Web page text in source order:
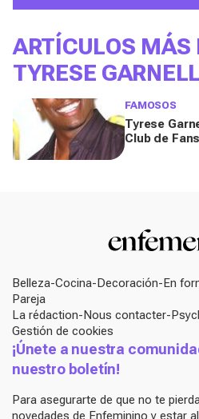
ARTÍCULOS MÁS
TYRESE
FAMOSOS
Tyrese
Club de Fans
Belleza Cocina Decoración En
Pareja
La rédaction Nous contacter
Gestión de cookies
¡Únete a nuestra
nuestro boletín!
Para asegurarte de que no te
novedades de Enfeminino y estar